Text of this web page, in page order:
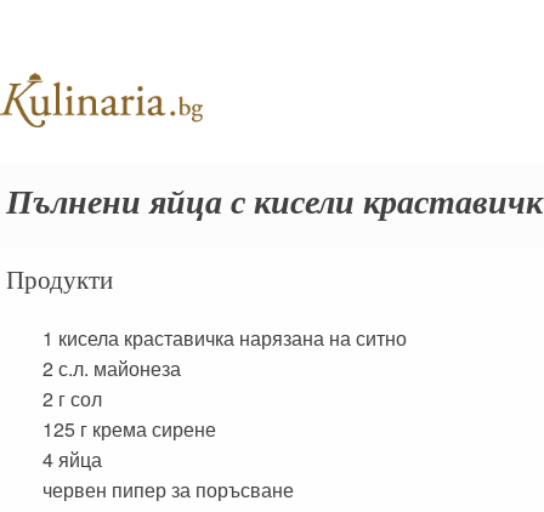
Пълнени яйца с кисели
Продукти
1 кисела краставичка нарязана на ситно
2 с.л. майонеза
2 гсол
125 г крема сирене
4яйца
червен пипер за поръсване